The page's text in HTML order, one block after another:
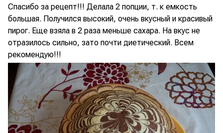
Спасибо за рецепт!!! Делала 2 попции, т. к емкость
большая. Получился высокий, очень вкусный и красивый
пирог. Еще взяла в 2 раза меньше сахара. На вкус не
отразилось сильно, зато почти диетический. Всем
рекомендую!!!